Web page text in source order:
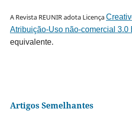
A Revista REUNIR adota Licença
Atribuição-Uso não-comercial 3.0
equivalente.
Artigos Semelhantes